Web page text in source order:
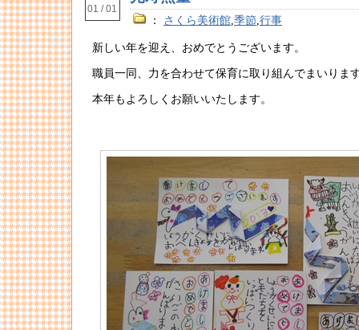
01 / 01
： さくら美術館,季節,行事
新しい年を迎え、おめでとうございます。
職員一同、力を合わせて保育に取り組んでまいりま
本年もよろしくお願いいたします。